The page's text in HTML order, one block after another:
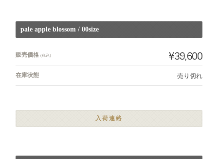
pale apple blossom / 00size
販売価格(税込) ¥39,600
在庫状態 売り切れ
入荷連絡